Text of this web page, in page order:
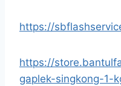
https://
https://
gaplek-singkong-1-